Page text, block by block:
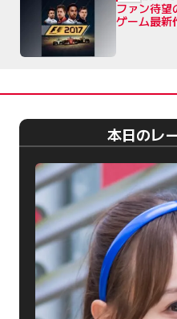
ファン待望
ゲーム最
本日のレ